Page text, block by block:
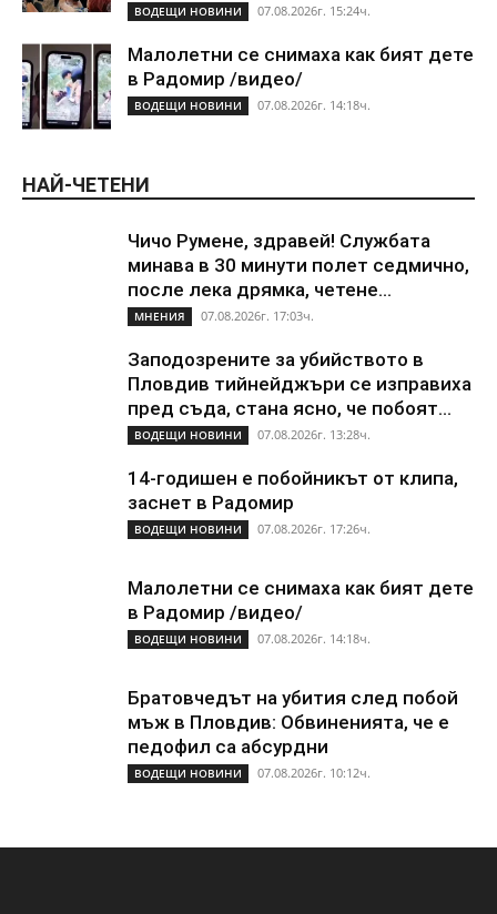
ВОДЕЩИ НОВИНИ 07.08.2026г. 15:24ч.
Малолетни се снимаха как бият дете
в Радомир /видео/
ВОДЕЩИ НОВИНИ 07.08.2026г. 14:18ч.
НАЙ-ЧЕТЕНИ
Чичо Румене, здравей! Службата
минава в 30 минути полет седмично,
после лека дрямка, четене...
МНЕНИЯ 07.08.2026г. 17:03ч.
Заподозрените за убийството в
Пловдив тийнейджъри се изправиха
пред съда, стана ясно, че побоят...
ВОДЕЩИ НОВИНИ 07.08.2026г. 13:28ч.
14-годишен е побойникът от клипа,
заснет в Радомир
ВОДЕЩИ НОВИНИ 07.08.2026г. 17:26ч.
Малолетни се снимаха как бият дете
в Радомир /видео/
ВОДЕЩИ НОВИНИ 07.08.2026г. 14:18ч.
Братовчедът на убития след побой
мъж в Пловдив: Обвиненията, че е
педофил са абсурдни
ВОДЕЩИ НОВИНИ 07.08.2026г. 10:12ч.